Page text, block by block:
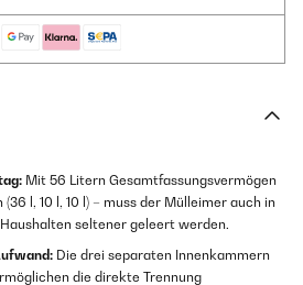
Mit 56 Litern Gesamtfassungsvermögen
l, 10 l, 10 l) – muss der Mülleimer auch in
seltener geleert werden.
Die drei separaten Innenkammern
die direkte Trennung